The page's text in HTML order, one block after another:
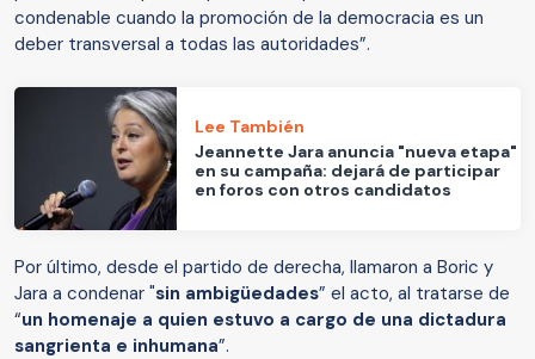
condenable cuando la promoción de la democracia es un
deber transversal a todas las autoridades”.
Lee También
Jeannette Jara anuncia "nueva etapa"
en su campaña: dejará de participar
en foros con otros candidatos
Por último, desde el partido de derecha, llamaron a Boric y
Jara a condenar "sin ambigüedades” el acto, al tratarse de
“un homenaje a quien estuvo a cargo de una dictadura
sangrienta e inhumana”.